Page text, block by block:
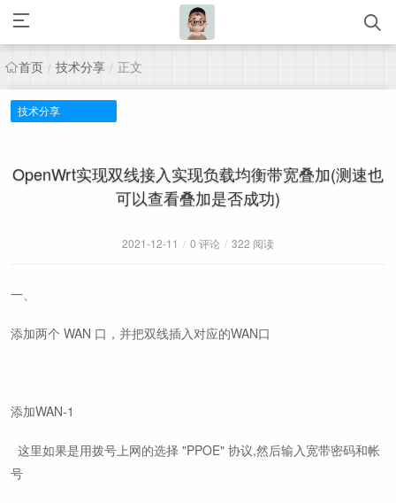
首页 / 技术分享 / 正文
技术分享
OpenWrt实现双线接入实现负载均衡带宽叠加(测速也
可以查看叠加是否成功)
2021-12-11 / 0 评论 / 322 阅读
一、
添加两个 WAN 口，并把双线插入对应的WAN口
添加WAN-1
这里如果是用拨号上网的选择 "PPOE" 协议,然后输入宽带密码和帐
号